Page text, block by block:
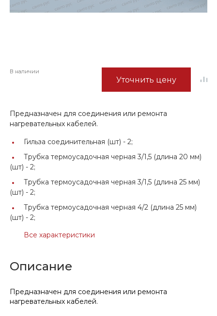
В наличии
Уточнить цену
Предназначен для соединения или ремонта
нагревательных кабелей.
Гильза соединительная (шт) - 2;
Трубка термоусадочная черная 3/1,5 (длина 20 мм)
(шт) - 2;
Трубка термоусадочная черная 3/1,5 (длина 25 мм)
(шт) - 2;
Трубка термоусадочная черная 4/2 (длина 25 мм)
(шт) - 2;
Все характеристики
Описание
Предназначен для соединения или ремонта
нагревательных кабелей.